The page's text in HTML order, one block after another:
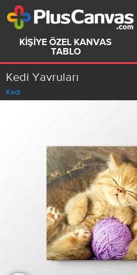
KIŞIYE ÖZEL KANVAS
TABLO
Kedi Yavruları
Kedi